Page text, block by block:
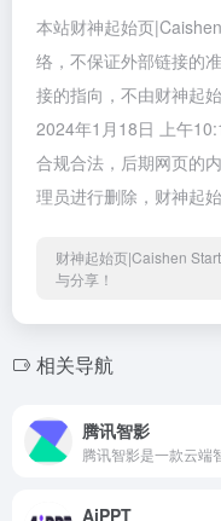
本站财神起始页
络，不保证外部链接的
接的指向，不由财神起
2024年1月18日 上午
合规合法，后期网页的
理员进行删除，财神起
财神起始页|Caishen
与分享！
相关导航
腾讯智影
AiPPT